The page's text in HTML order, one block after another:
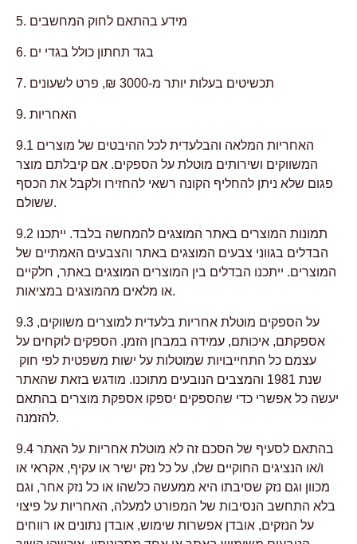
5. מידע בהתאם לחוק המחשבים
6. בגד תחתון כולל בגדי ים
7. תכשיטים בעלות יותר מ-3000 ₪, פרט לשעונים
9. האחריות
9.1 האחריות המלאה והבלעדית לכל ההיבטים של מוצרים
המשווקים ושירותים מוטלת על הספקים. אם קיבלתם מוצר
פגום שלא ניתן להחליף הקונה רשאי להחזירו ולקבל את הכסף
ששולם.
9.2 תמונות המוצרים באתר המוצגים להמחשה בלבד. ייתכנו
הבדלים בגווני צבעים המוצגים באתר והצבעים האמתיים של
המוצרים. ייתכנו הבדלים בין המוצרים המוצגים באתר, חלקיים
או מלאים מהמוצגים במציאות.
9.3 על הספקים מוטלת אחריות בלעדית למוצרים משווקים,
אספקתם, איכותם, עמידה במבחן הזמן. הספקים לוקחים על
עצמם כל התחייבויות שמוטלות על ישות משפטית לפי חוק
שנת 1981 והמצבים הנובעים מתוכנו. מודגש בזאת שהאתר
יעשה כל אפשרי כדי שהספקים יספקו אספקת מוצרים בהתאם
להזמנה.
9.4 בהתאם לסעיף של הסכם זה לא מוטלת אחריות על האתר
ו/או הנציגים החוקיים שלו, על כל נזק ישיר או עקיף, אקראי או
מכוון וגם נזק שסיבתו היא ממעשה כלשהו או כל נזק אחר, וגם
בלא התחשב הנסיבות של המפורט למעלה, האחריות על פיצוי
על הנזקים, אובדן אפשרות שימוש, אובדן נתונים או רווחים